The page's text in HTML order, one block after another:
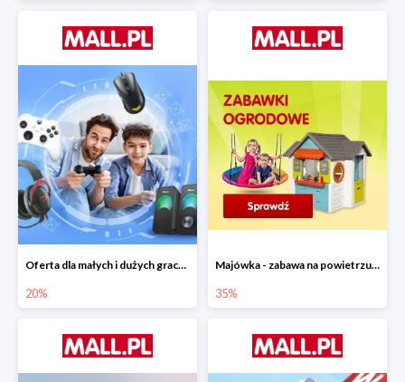
Oferta dla małych i dużych graczy w Mall.pl do -20%
20%
Majówka - zabawa na powietrzu do -35%
35%